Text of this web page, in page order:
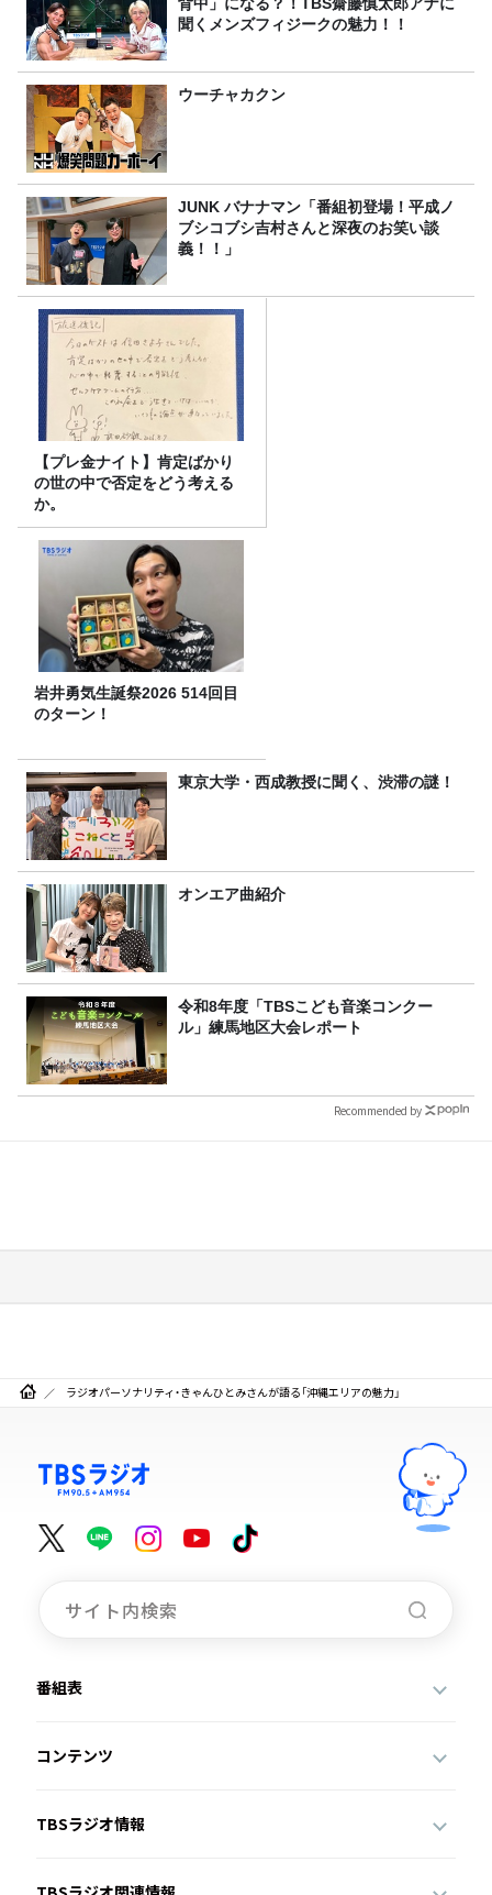
聞くメンズフィジークの魅力！！
ウーチャカクン
JUNK バナナマン「番組初登場！平成ノ
ブシコブシ吉村さんと深夜のお笑い談
義！！」
【プレ金ナイト】肯定ばかり
の世の中で否定をどう考える
か。
岩井勇気生誕祭2026 514回目
のターン！
東京大学・西成教授に聞く、渋滞の謎！
オンエア曲紹介
令和8年度「TBSこども音楽コンクー
ル」練馬地区大会レポート
Recommended by
ラジオパーソナリティ・きゃんひとみさんが語る「沖縄エリアの魅力」
番組表
コンテンツ
TBSラジオ情報